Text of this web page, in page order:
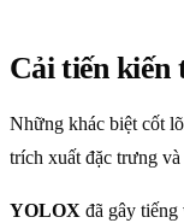
Cải tiến kiến
Những khác biệt cốt
trích xuất đặc trưng
YOLOX đã gây tiếng